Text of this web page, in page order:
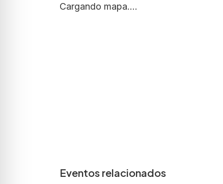
Cargando mapa....
Eventos relacionados